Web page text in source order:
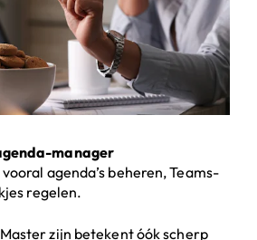
manager
agenda’s beheren, Teams-
regelen.
zijn betekent óók scherp